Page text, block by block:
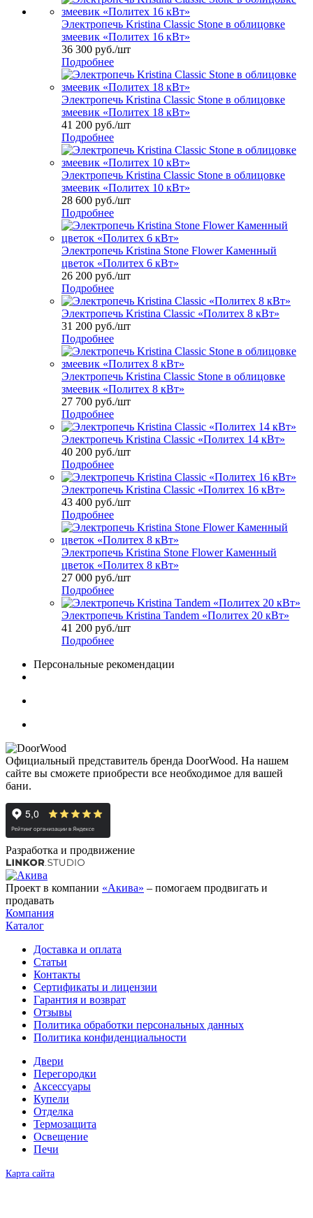
Электропечь Kristina Classic Stone в облицовке
змеевик «Политех 16 кВт»
36 300 руб./шт
Подробнее
Электропечь Kristina Classic Stone в облицовке
змеевик «Политех 18 кВт»
41 200 руб./шт
Подробнее
Электропечь Kristina Classic Stone в облицовке
змеевик «Политех 10 кВт»
28 600 руб./шт
Подробнее
Электропечь Kristina Stone Flower Каменный
цветок «Политех 6 кВт»
26 200 руб./шт
Подробнее
Электропечь Kristina Classic «Политех 8 кВт»
31 200 руб./шт
Подробнее
Электропечь Kristina Classic Stone в облицовке
змеевик «Политех 8 кВт»
27 700 руб./шт
Подробнее
Электропечь Kristina Classic «Политех 14 кВт»
40 200 руб./шт
Подробнее
Электропечь Kristina Classic «Политех 16 кВт»
43 400 руб./шт
Подробнее
Электропечь Kristina Stone Flower Каменный
цветок «Политех 8 кВт»
27 000 руб./шт
Подробнее
Электропечь Kristina Tandem «Политех 20 кВт»
41 200 руб./шт
Подробнее
Персональные рекомендации
Официальный представитель бренда DoorWood. На нашем
сайте вы сможете приобрести все необходимое для вашей
бани.
Разработка и продвижение
Проект в компании «Акива» – помогаем продвигать и
продавать
Компания
Каталог
Доставка и оплата
Статьи
Контакты
Сертификаты и лицензии
Гарантия и возврат
Отзывы
Политика обработки персональных данных
Политика конфиденциальности
Двери
Перегородки
Аксессуары
Купели
Отделка
Термозащита
Освещение
Печи
Карта сайта